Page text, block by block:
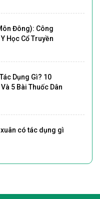
Đông): Công
Học Cổ Truyền
Dụng Gì? 10
5 Bài Thuốc Dân
có tác dụng gì